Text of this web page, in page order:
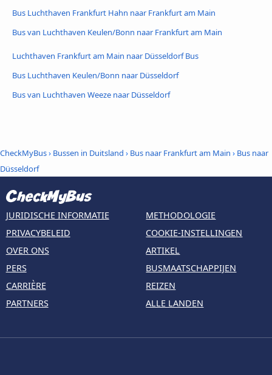
Bus Luchthaven Frankfurt Hahn naar Frankfurt am Main
Bus van Luchthaven Keulen/Bonn naar Frankfurt am Main
Luchthaven Frankfurt am Main naar Düsseldorf Bus
Bus Luchthaven Keulen/Bonn naar Düsseldorf
Bus van Luchthaven Weeze naar Düsseldorf
CheckMyBus› Bussen in Duitsland › Bus naar Frankfurt am Main › Bus naar
Düsseldorf
JURIDISCHE INFORMATIE
PRIVACYBELEID
OVER ONS
PERS
CARRIÈRE
PARTNERS
METHODOLOGIE
COOKIE-INSTELLINGEN
ARTIKEL
BUSMAATSCHAPPIJEN
REIZEN
ALLE LANDEN